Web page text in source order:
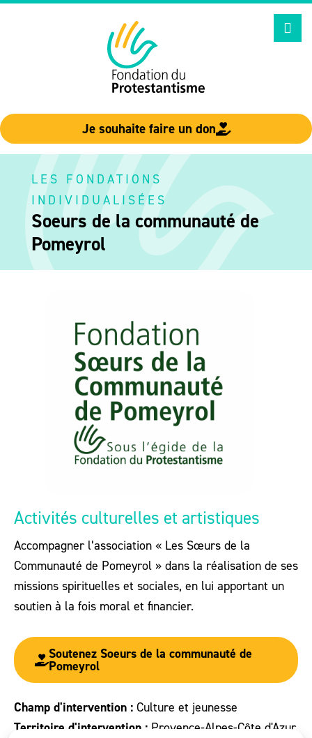
Je souhaite faire un don
LES FONDATIONS
INDIVIDUALISÉES
Soeurs de la communauté de
Pomeyrol
Activités culturelles et artistiques
Accompagner l’association « Les Sœurs de la
Communauté de Pomeyrol » dans la réalisation de ses
missions spirituelles et sociales, en lui apportant un
soutien à la fois moral et financier.
Soutenez Soeurs de la communauté de
Pomeyrol
Champ d'intervention : Culture et jeunesse
Territoire d'intervention : Provence-Alpes-Côte d'Azur